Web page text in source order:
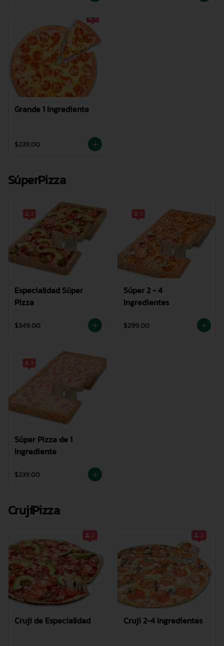
Grande 1 Ingrediente
$239.00
SúperPizza
Especialidad Súper
Pizza
$349.00
Súper 2 - 4
Ingredientes
$299.00
Súper Pizza de 1
Ingrediente
$239.00
CrujíPizza
Cruji de Especialidad Cruji 2-4 Ingredientes